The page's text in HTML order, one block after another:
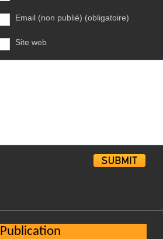
Email (non publié) (obligatoire)
Site web
Publication